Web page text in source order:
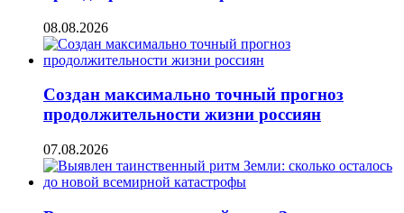
08.08.2026
Создан максимально точный прогноз
продолжительности жизни россиян
07.08.2026